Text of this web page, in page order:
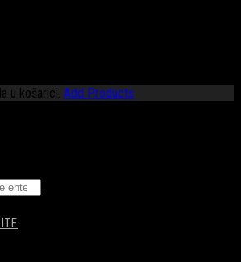
u košarici. Add Products